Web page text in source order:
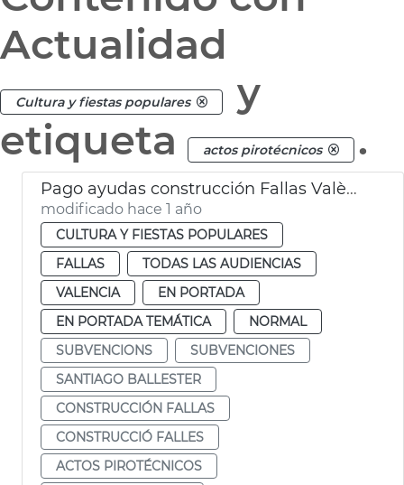
Actualidad
Cultura y fiestas populares
y
etiqueta
actos pirotécnicos .
Pago ayudas construcción Fallas València
modificado hace 1 año
CULTURA Y FIESTAS POPULARES
FALLAS
TODAS LAS AUDIENCIAS
VALENCIA
EN PORTADA
EN PORTADA TEMÁTICA
NORMAL
SUBVENCIONS
SUBVENCIONES
SANTIAGO BALLESTER
CONSTRUCCIÓN FALLAS
CONSTRUCCIÓ FALLES
ACTOS PIROTÉCNICOS